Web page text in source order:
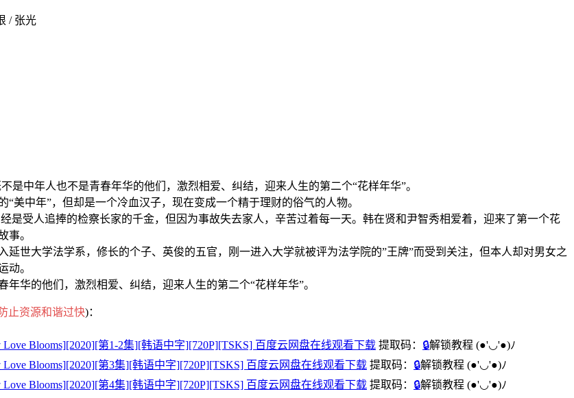
/ 张光
中年人也不是青春年华的他们，激烈相爱、纠结，迎来人生的第二个“花样年华”。
中年”，但却是一个冷血汉子，现在变成一个精于理财的俗气的人物。
受人追捧的检察长家的千金，但因为事故失去家人，辛苦过着每一天。韩在贤和尹智秀相爱着，迎来了第一个花
事。
世大学法学系，修长的个子、英俊的五官，刚一进入大学就被评为法学院的”王牌”而受到关注，但本人却对男女之
动。
的他们，激烈相爱、纠结，迎来人生的第二个“花样年华”。
止资源和谐过快)：
Blooms][2020][第1-2集][韩语中字][720P][TSKS] 百度云网盘在线观看下载 提取码： 🔒解锁教程 (●'◡'●)ﾉ
Blooms][2020][第3集][韩语中字][720P][TSKS] 百度云网盘在线观看下载 提取码： 🔒解锁教程 (●'◡'●)ﾉ
Blooms][2020][第4集][韩语中字][720P][TSKS] 百度云网盘在线观看下载 提取码： 🔒解锁教程 (●'◡'●)ﾉ